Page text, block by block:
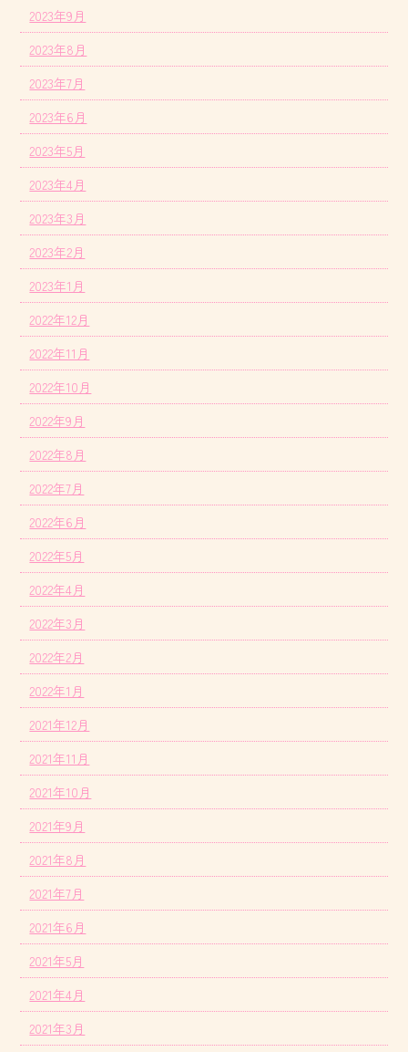
2023年9月
2023年8月
2023年7月
2023年6月
2023年5月
2023年4月
2023年3月
2023年2月
2023年1月
2022年12月
2022年11月
2022年10月
2022年9月
2022年8月
2022年7月
2022年6月
2022年5月
2022年4月
2022年3月
2022年2月
2022年1月
2021年12月
2021年11月
2021年10月
2021年9月
2021年8月
2021年7月
2021年6月
2021年5月
2021年4月
2021年3月